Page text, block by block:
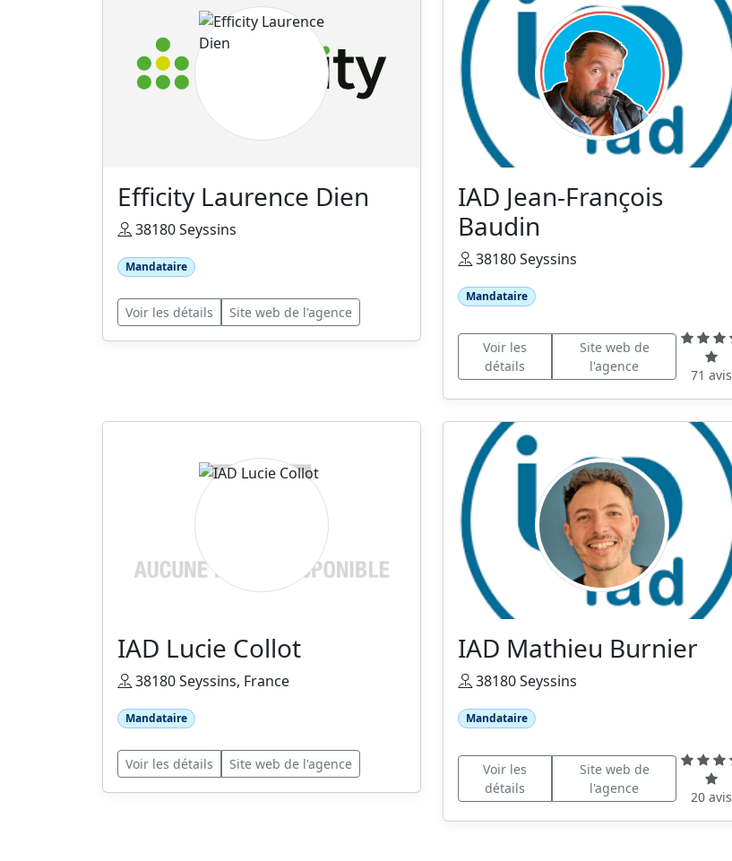
Efficity Laurence Dien
38180 Seyssins
Mandataire
Voir les détails Site web de l'agence
IAD Jean-François
Baudin
38180 Seyssins
Mandataire
Voir les
détails
Site web de
l'agence
71 avis
IAD Lucie Collot
38180 Seyssins, France
Mandataire
Voir les détails Site web de l'agence
IAD Mathieu Burnier
38180 Seyssins
Mandataire
Voir les
détails
Site web de
l'agence
20 avis